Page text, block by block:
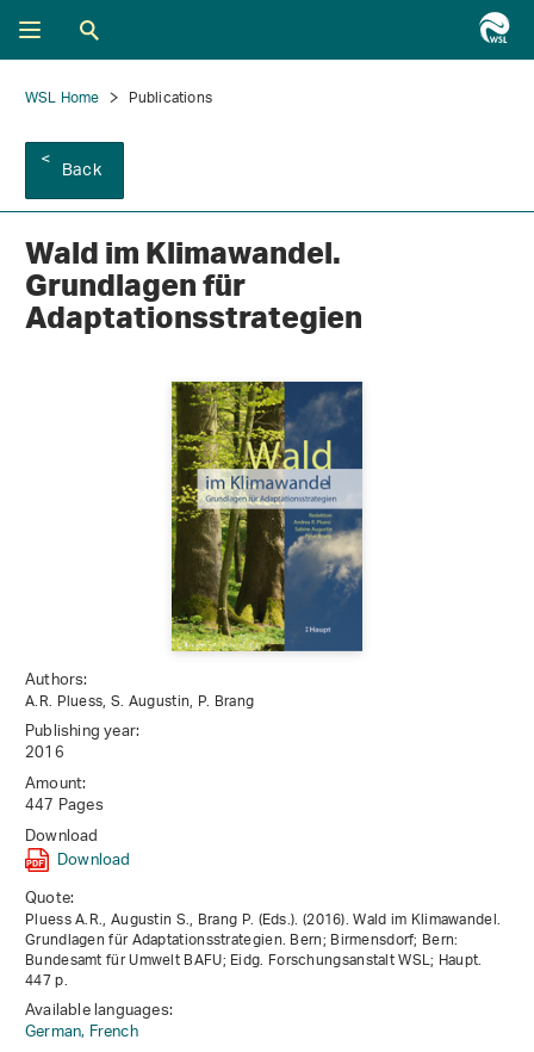
WSL Home Publications
Back
Wald im Klimawandel.
Grundlagen für
Adaptationsstrategien
Authors:
A.R. Pluess, S. Augustin, P. Brang
Publishing year:
2016
Amount:
447 Pages
Download
Download
Quote:
Pluess A.R., Augustin S., Brang P. (Eds.). (2016). Wald im Klimawandel.
Grundlagen für Adaptationsstrategien. Bern; Birmensdorf; Bern:
Bundesamt für Umwelt BAFU; Eidg. Forschungsanstalt WSL; Haupt.
447 p.
Available languages:
German, French